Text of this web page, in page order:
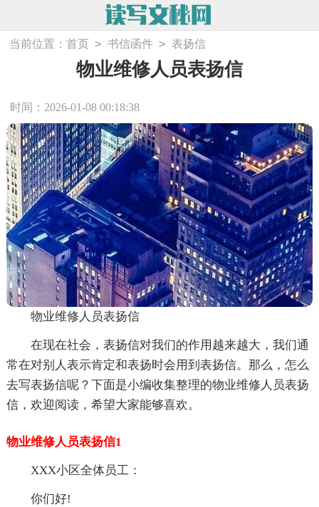
当前位置：首页 > 书信函件 > 表扬信
物业维修人员表扬信
时间：2026-01-08 00:18:38
物业维修人员表扬信
在现在社会，表扬信对我们的作用越来越大，我们通
常在对别人表示肯定和表扬时会用到表扬信。那么，怎么
去写表扬信呢？下面是小编收集整理的物业维修人员表扬
信，欢迎阅读，希望大家能够喜欢。
物业维修人员表扬信1
XXX小区全体员工：
你们好!